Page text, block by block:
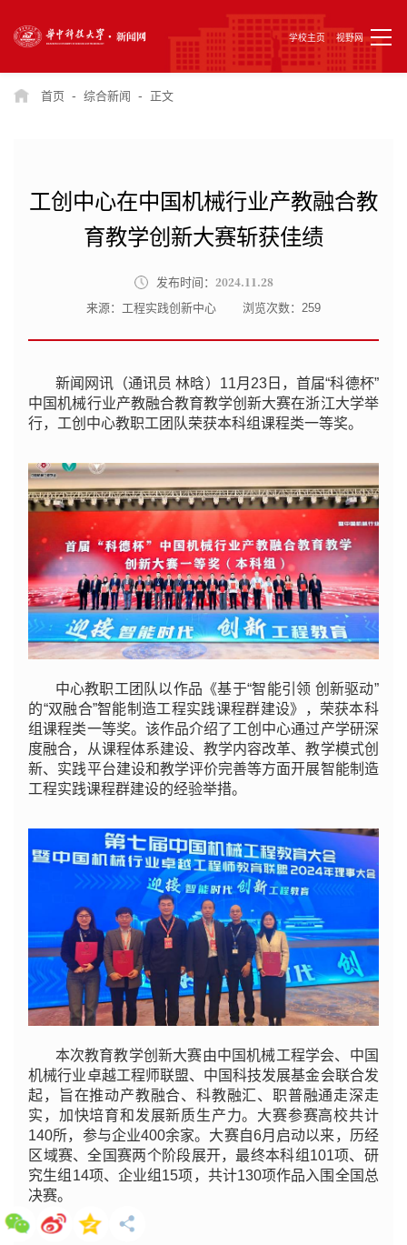
学校主页 视野网
首页 - 综合新闻 - 正文
工创中心在中国机械行业产教融合教
育教学创新大赛斩获佳绩
发布时间： 2024.11.28
来源：工程实践创新中心 浏览次数： 259
新闻网讯（通讯员 林晗）11月23日，首届“科德杯”
中国机械行业产教融合教育教学创新大赛在浙江大学举
行，工创中心教职工团队荣获本科组课程类一等奖。
中心教职工团队以作品《基于“智能引领 创新驱动”
的“双融合”智能制造工程实践课程群建设》，荣获本科
组课程类一等奖。该作品介绍了工创中心通过产学研深
度融合，从课程体系建设、教学内容改革、教学模式创
新、实践平台建设和教学评价完善等方面开展智能制造
工程实践课程群建设的经验举措。
本次教育教学创新大赛由中国机械工程学会、中国
机械行业卓越工程师联盟、中国科技发展基金会联合发
起，旨在推动产教融合、科教融汇、职普融通走深走
实，加快培育和发展新质生产力。大赛参赛高校共计
140所，参与企业400余家。大赛自6月启动以来，历经
区域赛、全国赛两个阶段展开，最终本科组101项、研
究生组14项、企业组15项，共计130项作品入围全国总
决赛。